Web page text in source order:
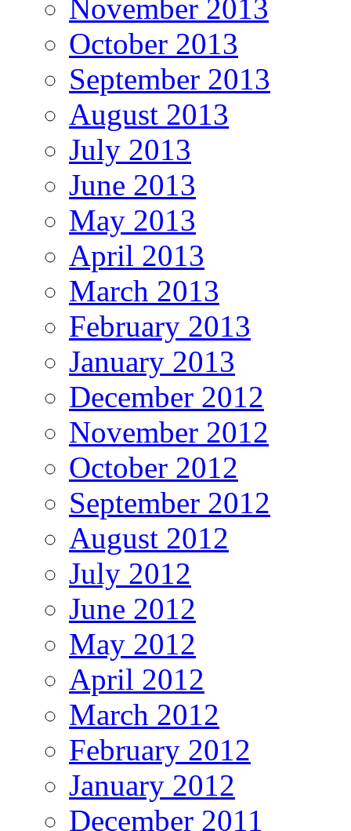
November 2013
October 2013
September 2013
August 2013
July 2013
June 2013
May 2013
April 2013
March 2013
February 2013
January 2013
December 2012
November 2012
October 2012
September 2012
August 2012
July 2012
June 2012
May 2012
April 2012
March 2012
February 2012
January 2012
December 2011